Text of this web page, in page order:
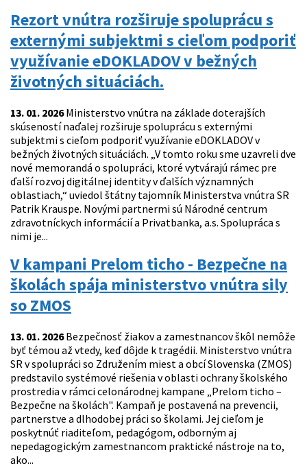
Rezort vnútra rozširuje spoluprácu s
externými subjektmi s cieľom podporiť
využívanie eDOKLADOV v bežných
životných situáciách.
13. 01. 2026Ministerstvo vnútra na základe doterajších
skúseností naďalej rozširuje spoluprácu s externými
subjektmi s cieľom podporiť využívanie eDOKLADOV v
bežných životných situáciách. „V tomto roku sme uzavreli dve
nové memorandá o spolupráci, ktoré vytvárajú rámec pre
ďalší rozvoj digitálnej identity v ďalších významných
oblastiach,“ uviedol štátny tajomník Ministerstva vnútra SR
Patrik Krauspe. Novými partnermi sú Národné centrum
zdravotníckych informácií a Privatbanka, a.s. Spolupráca s
nimi je...
V kampani Prelom ticho - Bezpečne na
školách spája ministerstvo vnútra sily
so ZMOS
13. 01. 2026Bezpečnosť žiakov a zamestnancov škôl nemôže
byť témou až vtedy, keď dôjde k tragédii. Ministerstvo vnútra
SR v spolupráci so Združením miest a obcí Slovenska (ZMOS)
predstavilo systémové riešenia v oblasti ochrany školského
prostredia v rámci celonárodnej kampane „Prelom ticho –
Bezpečne na školách". Kampaň je postavená na prevencii,
partnerstve a dlhodobej práci so školami. Jej cieľom je
poskytnúť riaditeľom, pedagógom, odborným aj
nepedagogickým zamestnancom praktické nástroje na to,
ako...